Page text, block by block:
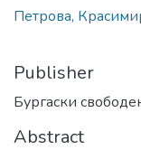
Петрова,
Publisher
Бургаски
Abstract